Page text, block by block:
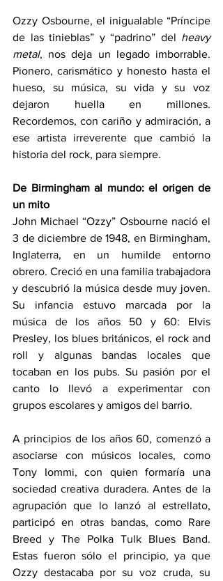
Ozzy Osbourne, el inigualable “Príncipe
de las tinieblas” y “padrino” del heavy
metal, nos deja un legado imborrable.
Pionero, carismático y honesto hasta el
hueso, su música, su vida y su voz
dejaron huella en millones.
Recordemos, con cariño y admiración, a
ese artista irreverente que cambió la
historia del rock, para siempre.
De Birmingham al mundo: el origen de
un mito
John Michael “Ozzy” Osbourne nació el
3 de diciembre de 1948, en Birmingham,
Inglaterra, en un humilde entorno
obrero. Creció en una familia trabajadora
y descubrió la música desde muy joven.
Su infancia estuvo marcada por la
música de los años 50 y 60: Elvis
Presley, los blues británicos, el rock and
roll y algunas bandas locales que
tocaban en los pubs. Su pasión por el
canto lo llevó a experimentar con
grupos escolares y amigos del barrio.
A principios de los años 60, comenzó a
asociarse con músicos locales, como
Tony Iommi, con quien formaría una
sociedad creativa duradera. Antes de la
agrupación que lo lanzó al estrellato,
participó en otras bandas, como Rare
Breed y The Polka Tulk Blues Band.
Estas fueron sólo el principio, ya que
Ozzy destacaba por su voz cruda, su